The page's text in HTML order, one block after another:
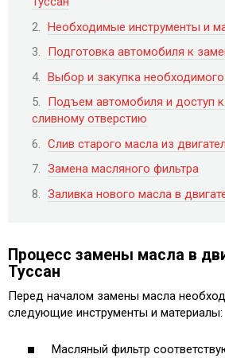
Необходимые инструменты и
Подготовка автомобиля к
Выбор и закупка
Подъем автомобиля и доступ
сливному отверстию
Слив старого масла из
Замена масляного фильтра
Заливка нового масла в
Процесс замены масла в
Туссан
Перед началом замены масла
следующие инструменты и материалы:
Масляный фильтр